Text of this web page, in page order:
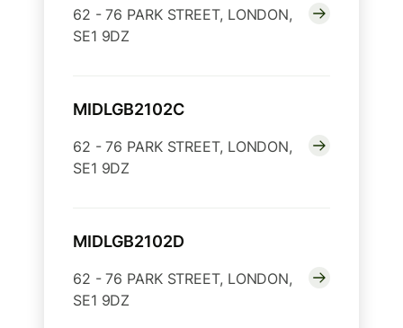
62 - 76 PARK STREET, LONDON,
SE1 9DZ
MIDLGB2102C
62 - 76 PARK STREET, LONDON,
SE1 9DZ
MIDLGB2102D
62 - 76 PARK STREET, LONDON,
SE1 9DZ